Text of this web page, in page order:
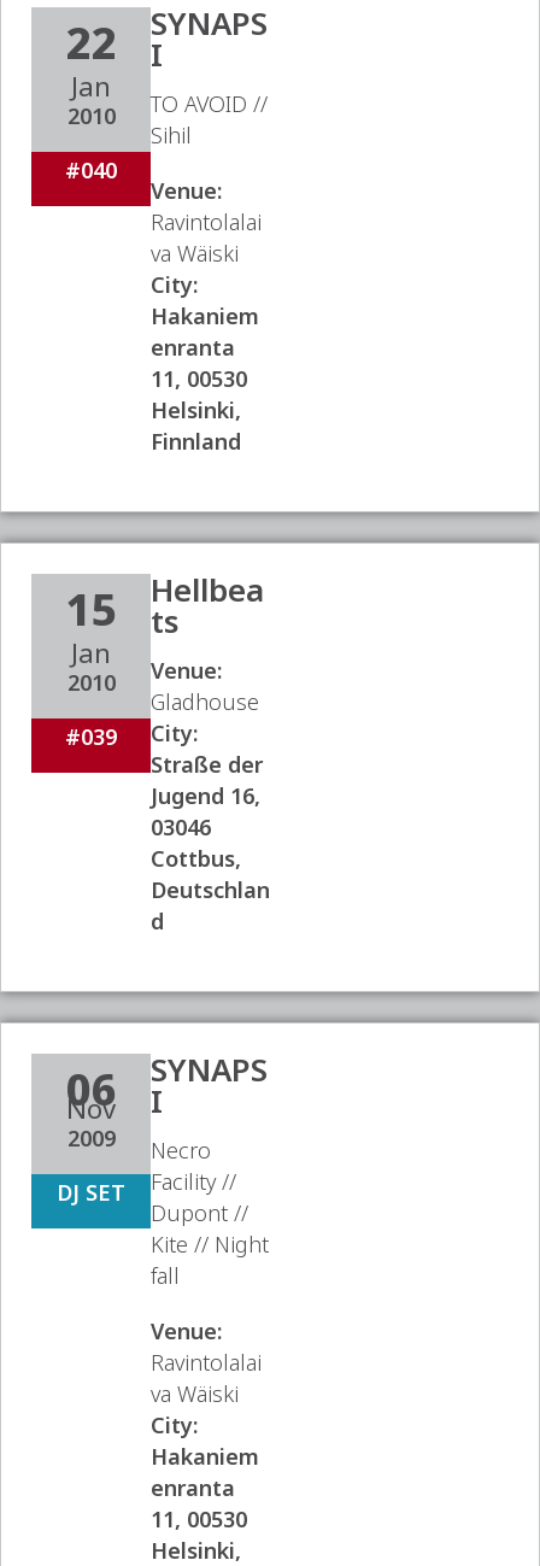
22
Jan
2010
#040
SYNAPS
I
TO AVOID //
Sihil
Venue:
Ravintolalai
va Wäiski
City:
Hakaniem
enranta
11, 00530
Helsinki,
Finnland
15
Jan
2010
#039
Hellbea
ts
Venue:
Gladhouse
City:
Straße der
Jugend 16,
03046
Cottbus,
Deutschlan
d
06
Nov
2009
DJ SET
SYNAPS
I
Necro
Facility //
Dupont //
Kite // Night
fall
Venue:
Ravintolalai
va Wäiski
City:
Hakaniem
enranta
11, 00530
Helsinki,